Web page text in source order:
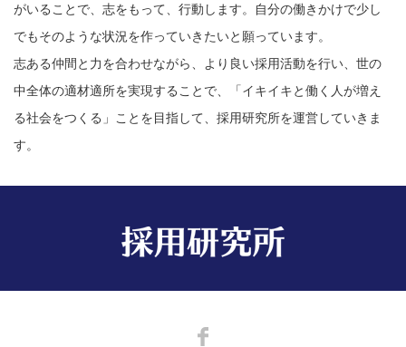
がいることで、志をもって、行動します。自分の働きかけで少し
でもそのような状況を作っていきたいと願っています。
志ある仲間と力を合わせながら、より良い採用活動を行い、世の
中全体の適材適所を実現することで、「イキイキと働く人が増え
る社会をつくる」ことを目指して、採用研究所を運営していきま
す。